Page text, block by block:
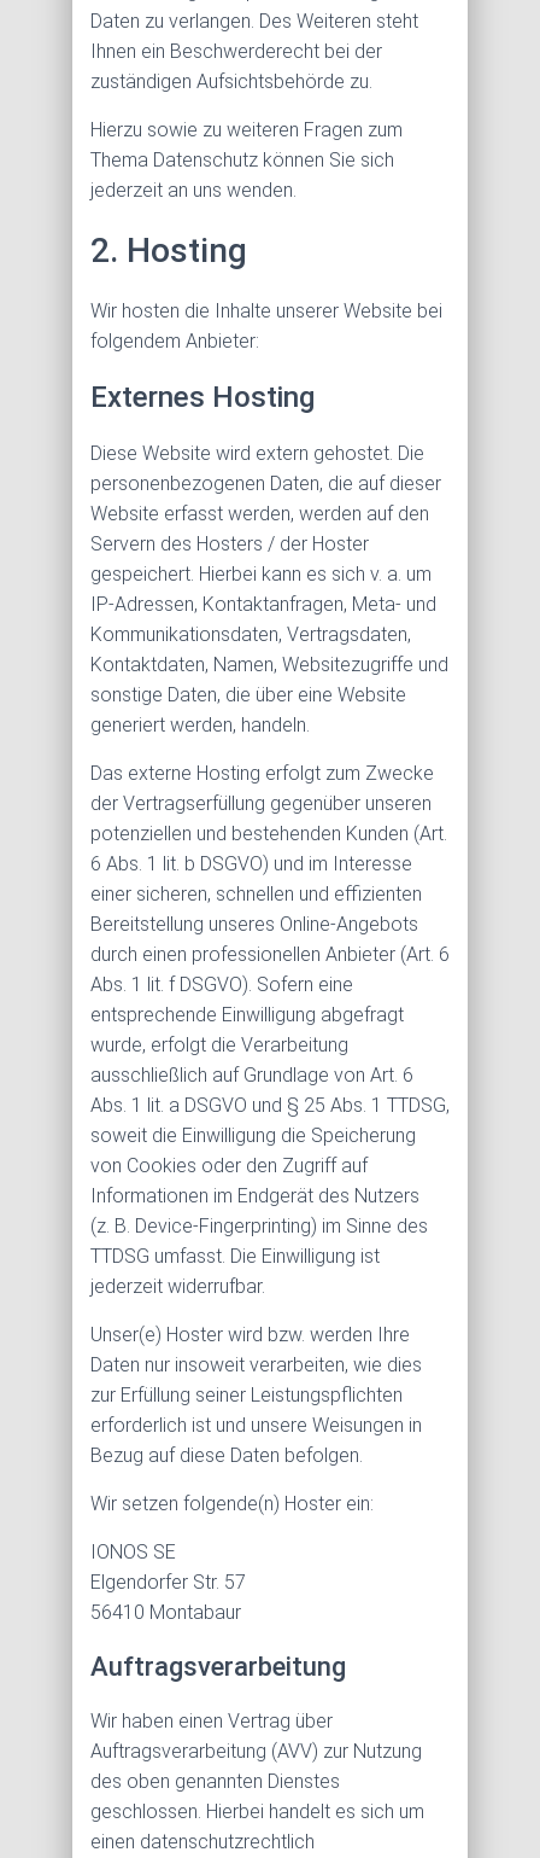
Daten zu verlangen. Des Weiteren steht
Ihnen ein Beschwerderecht bei der
zuständigen Aufsichtsbehörde zu.
Hierzu sowie zu weiteren Fragen zum
Thema Datenschutz können Sie sich
jederzeit an uns wenden.
2. Hosting
Wir hosten die Inhalte unserer Website bei
folgendem Anbieter:
Externes Hosting
Diese Website wird extern gehostet. Die
personenbezogenen Daten, die auf dieser
Website erfasst werden, werden auf den
Servern des Hosters / der Hoster
gespeichert. Hierbei kann es sich v. a. um
IP-Adressen, Kontaktanfragen, Meta- und
Kommunikationsdaten, Vertragsdaten,
Kontaktdaten, Namen, Websitezugriffe und
sonstige Daten, die über eine Website
generiert werden, handeln.
Das externe Hosting erfolgt zum Zwecke
der Vertragserfüllung gegenüber unseren
potenziellen und bestehenden Kunden (Art.
6 Abs. 1 lit. b DSGVO) und im Interesse
einer sicheren, schnellen und effizienten
Bereitstellung unseres Online-Angebots
durch einen professionellen Anbieter (Art. 6
Abs. 1 lit. f DSGVO). Sofern eine
entsprechende Einwilligung abgefragt
wurde, erfolgt die Verarbeitung
ausschließlich auf Grundlage von Art. 6
Abs. 1 lit. a DSGVO und § 25 Abs. 1 TTDSG,
soweit die Einwilligung die Speicherung
von Cookies oder den Zugriff auf
Informationen im Endgerät des Nutzers
(z. B. Device-Fingerprinting) im Sinne des
TTDSG umfasst. Die Einwilligung ist
jederzeit widerrufbar.
Unser(e) Hoster wird bzw. werden Ihre
Daten nur insoweit verarbeiten, wie dies
zur Erfüllung seiner Leistungspflichten
erforderlich ist und unsere Weisungen in
Bezug auf diese Daten befolgen.
Wir setzen folgende(n) Hoster ein:
IONOS SE
Elgendorfer Str. 57
56410 Montabaur
Auftragsverarbeitung
Wir haben einen Vertrag über
Auftragsverarbeitung (AVV) zur Nutzung
des oben genannten Dienstes
geschlossen. Hierbei handelt es sich um
einen datenschutzrechtlich